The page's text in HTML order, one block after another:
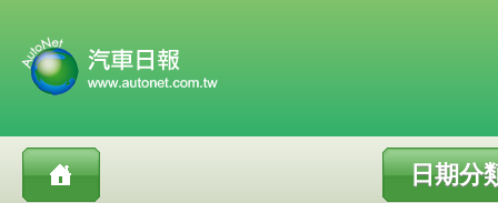
日期分